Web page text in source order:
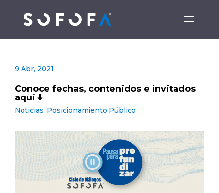
9 Abr, 2021
Conoce fechas, contenidos e invitados
aquí ⬇️
Noticias, Posicionamiento Público